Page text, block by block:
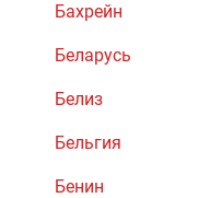
Бахрейн
Беларусь
Белиз
Бельгия
Бенин